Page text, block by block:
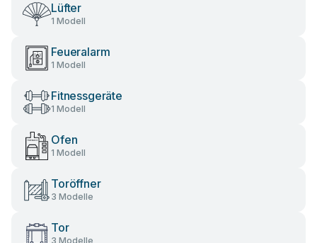
Lüfter
1 Modell
Feueralarm
1 Modell
Fitnessgeräte
1 Modell
Ofen
1 Modell
Toröffner
3 Modelle
Tor
3 Modelle